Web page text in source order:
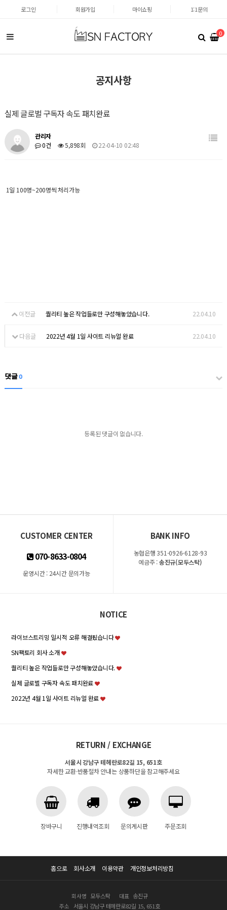
로그인 회원가입 마이쇼핑 1:1문의
0
공지사항
실제 글로벌 구독자 속도 패치완료
관리자
0건
5,898회 22-04-10 02:48
1일 100명~200명씩 처리가능
이전글 퀄리티 높은 작업들로만 구성해놓았습니다. 22.04.10
다음글 2022년 4월 1일 사이트 리뉴얼 완료 22.04.10
댓글0
등록된 댓글이 없습니다.
CUSTOMER CENTER
070-8633-0804
운영시간 : 24시간 문의가능
BANK INFO
농협은행 351-0926-6128-93
예금주 :송진규(모두스탁)
NOTICE
라이브스트리밍 일시적 오류 해결됬습니다
SN팩토리 회사 소개
퀄리티 높은 작업들로만 구성해놓았습니다.
실제 글로벌 구독자 속도 패치완료
2022년 4월 1일 사이트 리뉴얼 완료
RETURN / EXCHANGE
서울시 강남구 테헤란로82길 15, 651호
자세한 교환·반품절차 안내는 상품하단을 참고해주세요
장바구니 진행내역조회 문의게시판 주문조회
홈으로 회사소개 이용약관 개인정보처리방침
회사명 모두스탁 대표 송진규
주소
서울시 강남구 테헤란로82길 15, 651호